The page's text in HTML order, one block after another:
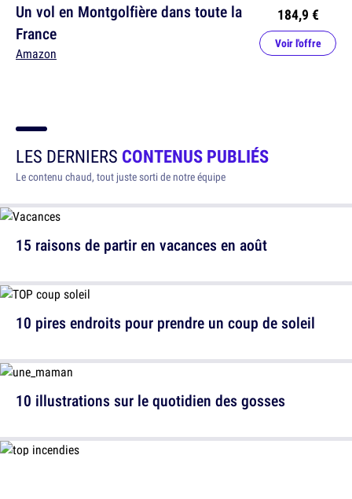
Un vol en Montgolfière dans toute la
France
Amazon
184,9 €
Voir l'offre
LES DERNIERS CONTENUS PUBLIÉS
Le contenu chaud, tout juste sorti de notre équipe
15 raisons de partir en vacances en août
10 illustrations sur le quotidien des gosses
10 pires endroits pour prendre un coup de soleil